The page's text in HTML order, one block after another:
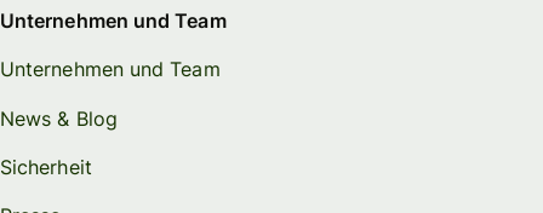
Unternehmen und Team
Unternehmen und Team
News & Blog
Sicherheit